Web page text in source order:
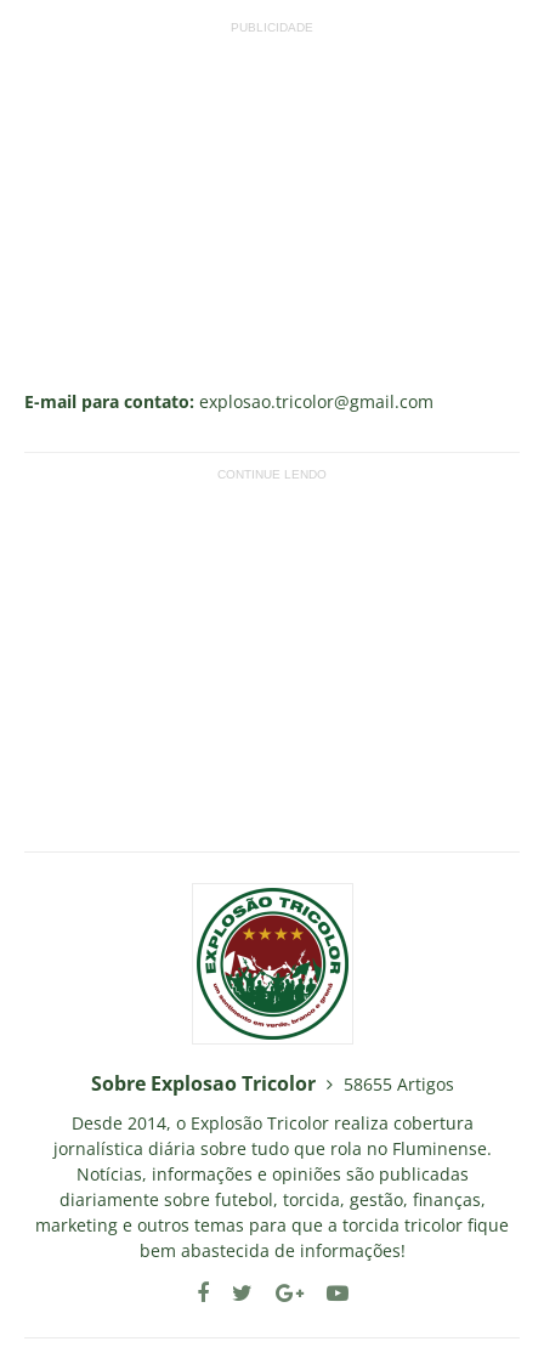
PUBLICIDADE
E-mail para contato: explosao.tricolor@gmail.com
CONTINUE LENDO
Sobre Explosao Tricolor
58655 Artigos
Desde 2014, o Explosão Tricolor realiza cobertura
jornalística diária sobre tudo que rola no Fluminense.
Notícias, informações e opiniões são publicadas
diariamente sobre futebol, torcida, gestão, finanças,
marketing e outros temas para que a torcida tricolor fique
bem abastecida de informações!